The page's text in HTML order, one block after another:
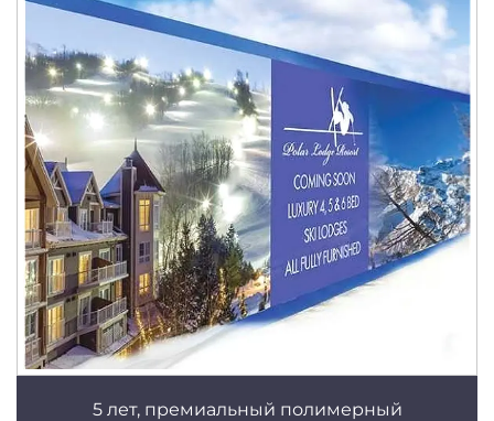
5 лет, премиальный полимерный